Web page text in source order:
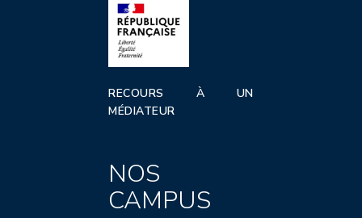
RECOURS À UN
MÉDIATEUR
NOS
CAMPUS